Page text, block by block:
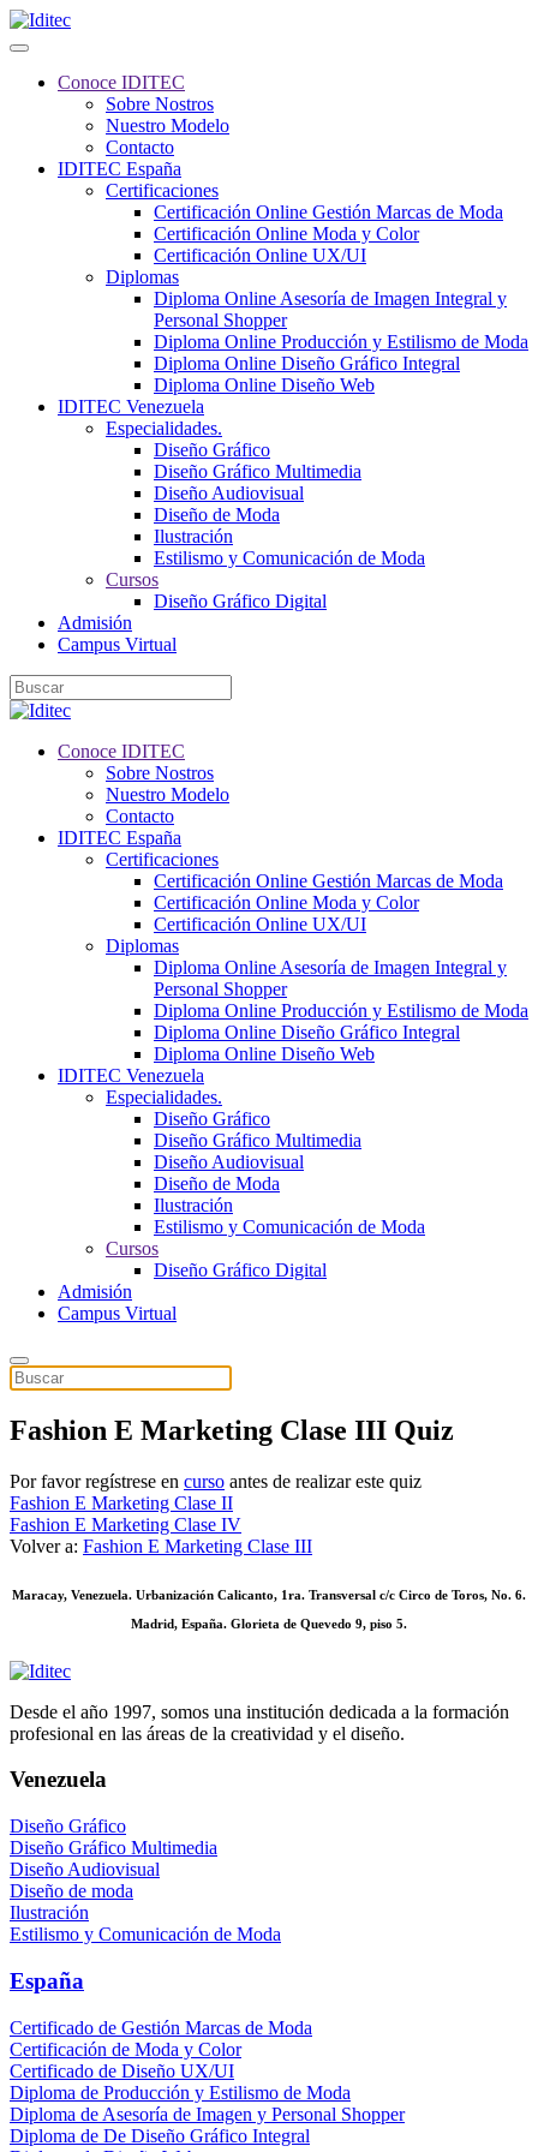
Conoce IDITEC
Sobre Nostros
Nuestro Modelo
Contacto
IDITEC España
Certificaciones
Certificación Online Gestión Marcas de Moda
Certificación Online Moda y Color
Certificación Online UX/UI
Diplomas
Diploma Online Asesoría de Imagen Integral y
Personal Shopper
Diploma Online Producción y Estilismo de Moda
Diploma Online Diseño Gráfico Integral
Diploma Online Diseño Web
IDITEC Venezuela
Especialidades.
Diseño Gráfico
Diseño Gráfico Multimedia
Diseño Audiovisual
Diseño de Moda
Ilustración
Estilismo y Comunicación de Moda
Cursos
Diseño Gráfico Digital
Admisión
Campus Virtual
Conoce IDITEC
Sobre Nostros
Nuestro Modelo
Contacto
IDITEC España
Certificaciones
Certificación Online Gestión Marcas de Moda
Certificación Online Moda y Color
Certificación Online UX/UI
Diplomas
Diploma Online Asesoría de Imagen Integral y
Personal Shopper
Diploma Online Producción y Estilismo de Moda
Diploma Online Diseño Gráfico Integral
Diploma Online Diseño Web
IDITEC Venezuela
Especialidades.
Diseño Gráfico
Diseño Gráfico Multimedia
Diseño Audiovisual
Diseño de Moda
Ilustración
Estilismo y Comunicación de Moda
Cursos
Diseño Gráfico Digital
Admisión
Campus Virtual
Fashion E Marketing Clase III Quiz
Por favor regístrese en curso antes de realizar este quiz
Fashion E Marketing Clase II
Fashion E Marketing Clase IV
Volver a: Fashion E Marketing Clase III
Maracay, Venezuela. Urbanización Calicanto, 1ra. Transversal c/c Circo de Toros, No. 6.
Madrid, España. Glorieta de Quevedo 9, piso 5.
Desde el año 1997, somos una institución dedicada a la formación
profesional en las áreas de la creatividad y el diseño.
Venezuela
Diseño Gráfico
Diseño Gráfico Multimedia
Diseño Audiovisual
Diseño de moda
Ilustración
Estilismo y Comunicación de Moda
España
Certificado de Gestión Marcas de Moda
Certificación de Moda y Color
Certificado de Diseño UX/UI
Diploma de Producción y Estilismo de Moda
Diploma de Asesoría de Imagen y Personal Shopper
Diploma de De Diseño Gráfico Integral